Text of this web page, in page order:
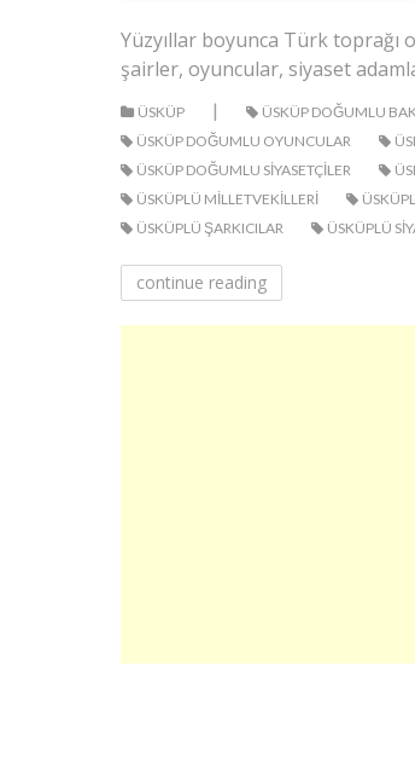
Yüzyıllar boyunca Türk toprağı
şairler, oyuncular, siyaset
ÜSKÜP | ÜSKÜP DOĞUMLU
ÜSKÜP DOĞUMLU OYUNCULAR
ÜSKÜP DOĞUMLU SIYASETÇILER
ÜSKÜPLÜ MILLETVEKILLERI
ÜSKÜPLÜ ŞARKICILAR
ÜSKÜPLÜ
continue reading